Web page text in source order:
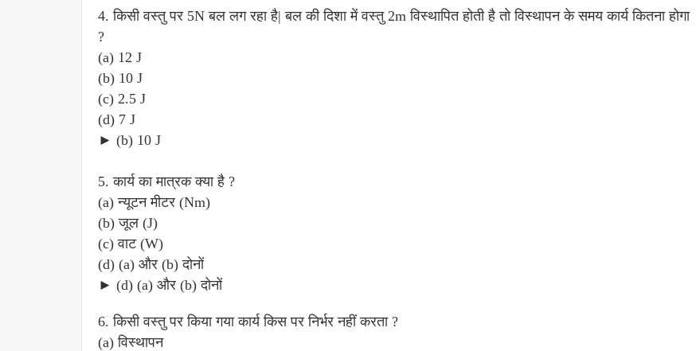
4. किसी वस्तु पर 5N बल लग रहा है| बल की दिशा में वस्तु 2m विस्थापित होती है तो विस्थापन के समय कार्य कितना होगा
?
(a) 12 J
(b) 10 J
(c) 2.5 J
(d) 7 J
► (b) 10 J
5. कार्य का मात्रक क्या है ?
(a) न्यूटन मीटर (Nm)
(b) जूल (J)
(c) वाट (W)
(d) (a) और (b) दोनों
► (d) (a) और (b) दोनों
6. किसी वस्तु पर किया गया कार्य किस पर निर्भर नहीं करता ?
(a) विस्थापन